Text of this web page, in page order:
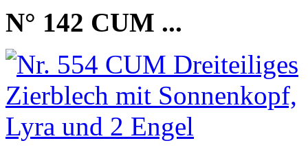
N° 142 CUM ...